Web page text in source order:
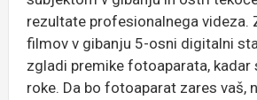
rezultate profesionalnega videza.
filmov v gibanju 5-osni digitalni
zgladi premike fotoaparata, kadar
roke. Da bo fotoaparat zares vaš,